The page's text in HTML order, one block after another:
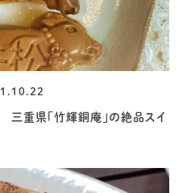
重県「竹輝銅庵」の絶品スイ